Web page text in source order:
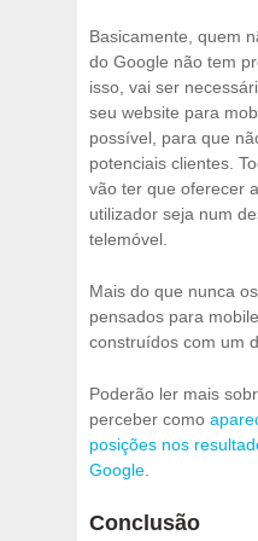
Basicamente, quem
do Google não tem
isso, vai ser
seu website para
possível, para que
potenciais clientes.
vão ter que oferecer
utilizador seja num
telemóvel.
Mais do que nunca
pensados para
construídos com um
Poderão ler mais
perceber como
posições nos
Google.
Conclusão